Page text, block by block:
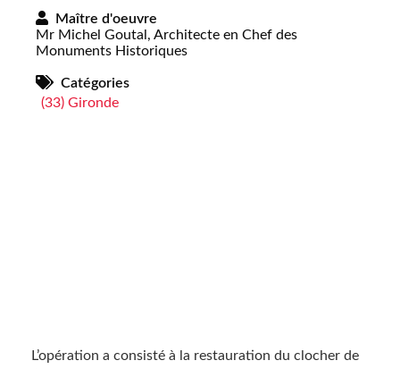
Maître d'oeuvre
Mr Michel Goutal, Architecte en Chef des
Monuments Historiques
Catégories
(33) Gironde
L’opération a consisté à la restauration du clocher de